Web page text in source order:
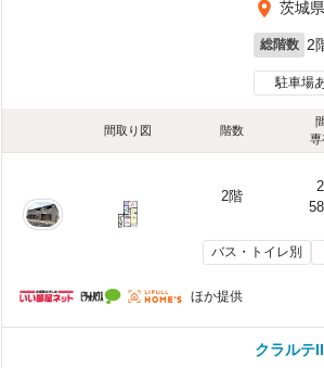
茨城
総階数 2
駐車場
間取り図 階数
専
2階
バス・トイレ別
ほか提供
クラルテ